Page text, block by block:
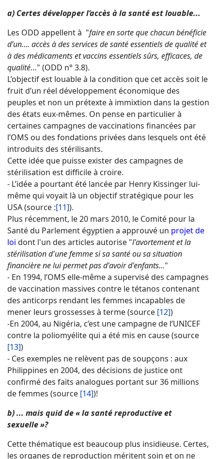
a) Certes développer l’accès à la santé est louable...
Les ODD appellent à "faire en sorte que chacun bénéficie
d’un…. accès à des services de santé essentiels de qualité et
à des médicaments et vaccins essentiels sûrs, efficaces, de
qualité…" (ODD n° 3.8).
L’objectif est louable à la condition que cet accès soit le
fruit d’un réel développement économique des
peuples et non un prétexte à immixtion dans la gestion
des états eux-mêmes. On pense en particulier à
certaines campagnes de vaccinations financées par
l’OMS ou des fondations privées dans lesquels ont été
introduits des stérilisants.
Cette idée que puisse exister des campagnes de
stérilisation est difficile à croire.
- L’idée a pourtant été lancée par Henry Kissinger lui-
même qui voyait là un objectif stratégique pour les
USA (source :[11]).
Plus récemment, le 20 mars 2010, le Comité pour la
Santé du Parlement égyptien a approuvé un projet de
loi dont l'un des articles autorise "l'avortement et la
stérilisation d'une femme si sa santé ou sa situation
financière ne lui permet pas d'avoir d'enfants..."
- En 1994, l’OMS elle-même a supervisé des campagnes
de vaccination massives contre le tétanos contenant
des anticorps rendant les femmes incapables de
mener leurs grossesses à terme (source [12])
-En 2004, au Nigéria, c’est une campagne de l’UNICEF
contre la poliomyélite qui a été mis en cause (source
[13])
- Ces exemples ne relèvent pas de soupçons : aux
Philippines en 2004, des décisions de justice ont
confirmé des faits analogues portant sur 36 millions
de femmes (source [14])!
b) ... mais quid de « la santé reproductive et
sexuelle »?
Cette thématique est beaucoup plus insidieuse. Certes,
les organes de reproduction méritent soin et on ne